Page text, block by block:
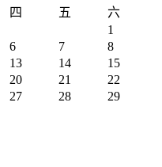
四 五
六
1
6 7
8
13 14
15
20 21
22
27 28
29